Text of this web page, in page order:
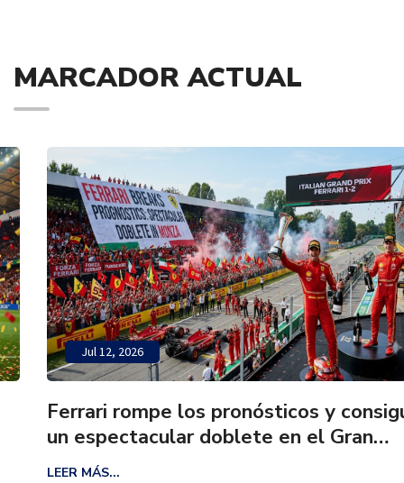
MARCADOR ACTUAL
Jul 12, 2026
Ferrari rompe los pronósticos y consigue
un espectacular doblete en el Gran
Premio de Monza
LEER MÁS...